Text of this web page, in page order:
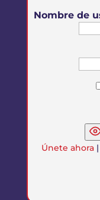
Nombre de
Únete ahora |